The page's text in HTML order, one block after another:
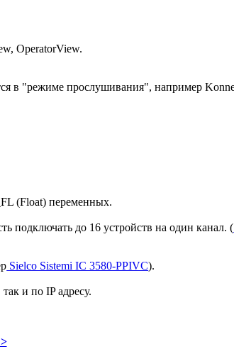
OperatorView.
в "режиме прослушивания", например
(Float) переменных.
подключать до 16 устройств на один канал. (
Sielco Sistemi IC 3580-PPIVC).
и по IP адресу.